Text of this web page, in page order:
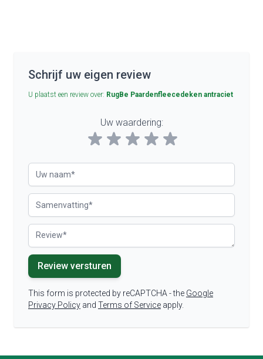
Schrijf uw eigen review
U plaatst een review over: RugBe Paardenfleecedeken antraciet
Uw waardering:
Rating
Uw naam
Samenvatting
Review
Review versturen
This form is protected by reCAPTCHA - the Google
Privacy Policy and Terms of Service apply.